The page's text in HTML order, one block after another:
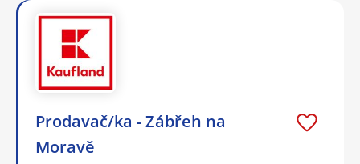
Prodavač/ka - Zábřeh na
Moravě